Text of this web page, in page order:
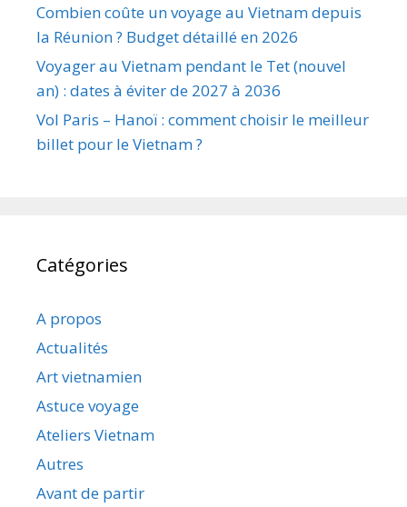
Combien coûte un voyage au Vietnam depuis
la Réunion ? Budget détaillé en 2026
Voyager au Vietnam pendant le Tet (nouvel
an) : dates à éviter de 2027 à 2036
Vol Paris – Hanoï : comment choisir le meilleur
billet pour le Vietnam ?
Catégories
A propos
Actualités
Art vietnamien
Astuce voyage
Ateliers Vietnam
Autres
Avant de partir